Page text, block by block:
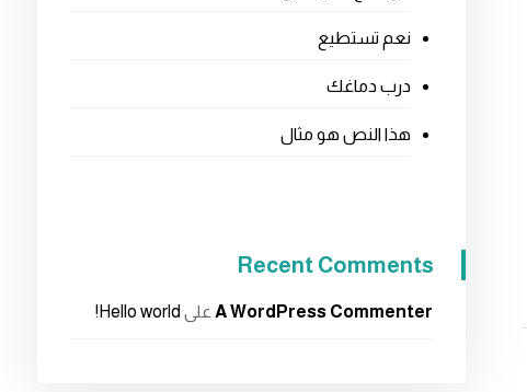
نعم تستطيع
درب دماغك
هذا النص هو مثال
Recent Comments
A WordPress Commenter على Hello world!